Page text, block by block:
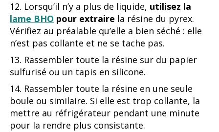
12. Lorsqu’il n’y a plus de liquide, utilisez la
lame BHO pour extraire la résine du pyrex.
Vérifiez au préalable qu’elle a bien séché : elle
n’est pas collante et ne se tache pas.
13. Rassembler toute la résine sur du papier
sulfurisé ou un tapis en silicone.
14. Rassembler toute la résine en une seule
boule ou similaire. Si elle est trop collante, la
mettre au réfrigérateur pendant une minute
pour la rendre plus consistante.